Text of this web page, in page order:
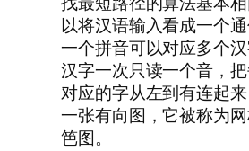
以将汉语输入看成一个
一个拼音可以对应多个
汉字一次只读一个音，
对应的字从左到有连起
一张有向图，它被称为
笆图。